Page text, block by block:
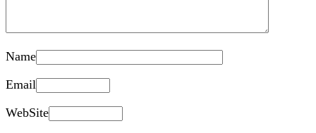
Name
Email
WebSite